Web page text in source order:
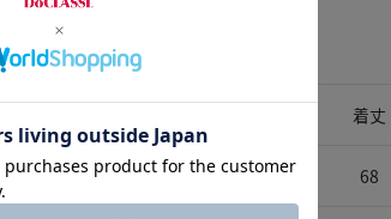
サイズ詳細
着丈
7号 68